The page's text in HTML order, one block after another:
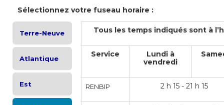
Sélectionnez votre fuseau horaire :
Terre-Neuve
Atlantique
Est
Tous les temps indiqués sont à
Service
Lundi à
vendredi
RENBIP 2 h 15 - 21 h 15